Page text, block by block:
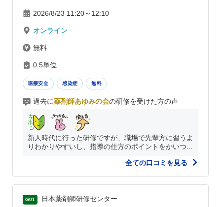
2026/8/23 11:20～12:10
オンライン
無料
0.5単位
医療安全 感染症 無料
過去に薬剤師あゆみの会の研修を受けた方の声
新人時代に行った研修ですが、職場で先輩方に習うよ
りわかりやすいし、指導の仕方のポイントをかいつ...
全ての口コミを見る
G01 日本薬剤師研修センター